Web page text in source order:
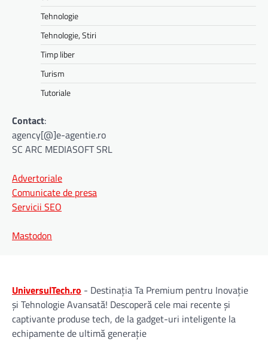
Tehnologie
Tehnologie, Stiri
Timp liber
Turism
Tutoriale
Contact:
agency[@]e-agentie.ro
SC ARC MEDIASOFT SRL
Advertoriale
Comunicate de presa
Servicii SEO
Mastodon
UniversulTech.ro - Destinația Ta Premium pentru Inovație
și Tehnologie Avansată! Descoperă cele mai recente și
captivante produse tech, de la gadget-uri inteligente la
echipamente de ultimă generație